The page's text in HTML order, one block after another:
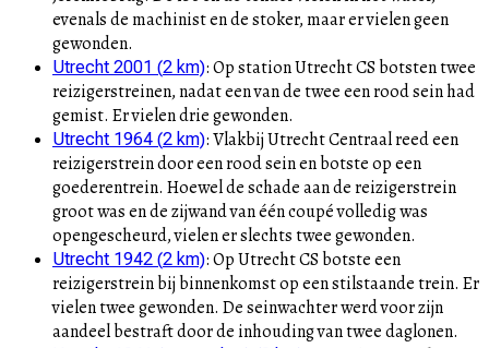
evenals de machinist en de stoker, maar er vielen geen
gewonden.
Utrecht 2001 (2 km):Op station Utrecht CS botsten twee
reizigerstreinen, nadat een van de twee een rood sein had
gemist. Er vielen drie gewonden.
Utrecht 1964 (2 km):Vlakbij Utrecht Centraal reed een
reizigerstrein door een rood sein en botste op een
goederentrein. Hoewel de schade aan de reizigerstrein
groot was en de zijwand van één coupé volledig was
opengescheurd, vielen er slechts twee gewonden.
Utrecht 1942 (2 km):Op Utrecht CS botste een
reizigerstrein bij binnenkomst op een stilstaande trein. Er
vielen twee gewonden. De seinwachter werd voor zijn
aandeel bestraft door de inhouding van twee daglonen.